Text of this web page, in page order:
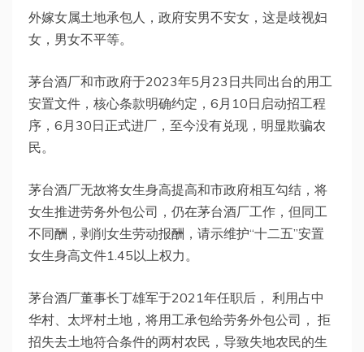
外嫁女属土地承包人，政府安男不安女，这是歧视妇
女，男女不平等。
茅台酒厂和市政府于2023年5月23日共同出台的用工
安置文件，核心条款明确约定，6月10日启动招工程
序，6月30日正式进厂，至今没有兑现，明显欺骗农
民。
茅台酒厂无故将女生身高提高和市政府相互勾结，将
女生推进劳务外包公司，仍在茅台酒厂工作，但同工
不同酬，剥削女生劳动报酬，请示维护“十二五”安置
女生身高文件1.45以上权力。
茅台酒厂董事长丁雄军于2021年任职后， 利用占中
华村、太坪村土地，将用工承包给劳务外包公司， 拒
招失去土地符合条件的两村农民，导致失地农民的生